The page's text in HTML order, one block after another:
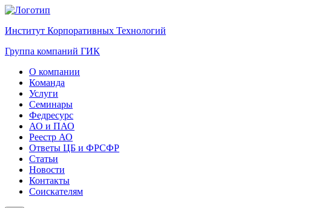
Институт Корпоративных Технологий
Группа компаний ГИК
О компании
Команда
Услуги
Семинары
Федресурс
АО и ПАО
Реестр АО
Ответы ЦБ и ФРСФР
Статьи
Новости
Контакты
Соискателям